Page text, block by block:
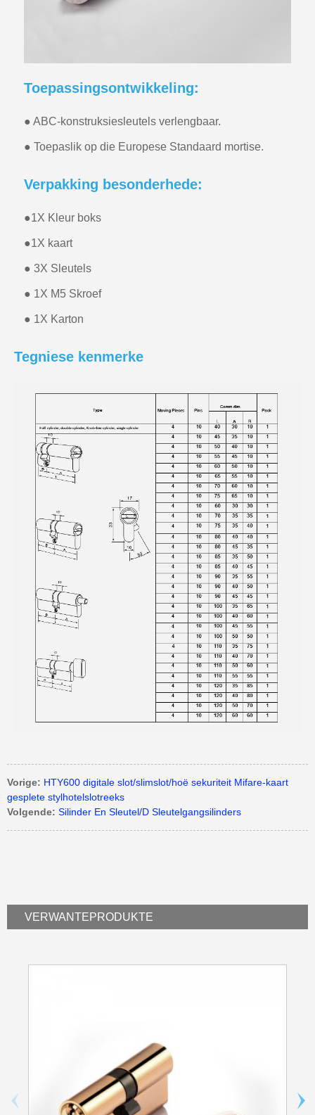
Toepassingsontwikkeling:
● ABC-konstruksiesleutels verlengbaar.
● Toepaslik op die Europese Standaard mortise.
Verpakking besonderhede:
●1X Kleur boks
●1X kaart
● 3X Sleutels
● 1X M5 Skroef
● 1X Karton
Tegniese kenmerke
Vorige: HTY600 digitale slot/slimslot/hoë sekuriteit Mifare-kaart
gesplete stylhotelslotreeks
Volgende: Silinder En Sleutel/D Sleutelgangsilinders
VERWANTEPRODUKTE